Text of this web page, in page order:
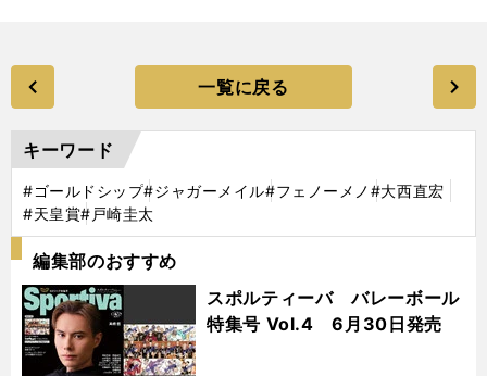
一覧に戻る
キーワード
#ゴールドシップ#ジャガーメイル#フェノーメノ #大西直宏
#天皇賞#戸崎圭太
編集部のおすすめ
スポルティーバ バレーボール
特集号 Vol.4 6月30日発売